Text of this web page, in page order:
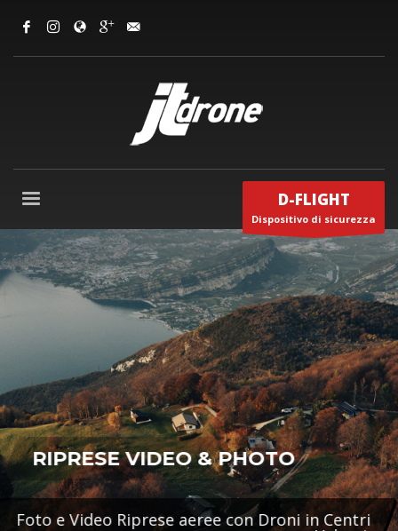
D-FLIGHT
Dispositivo di sicurezza
& PHOTO
aeree con Droni in Centri